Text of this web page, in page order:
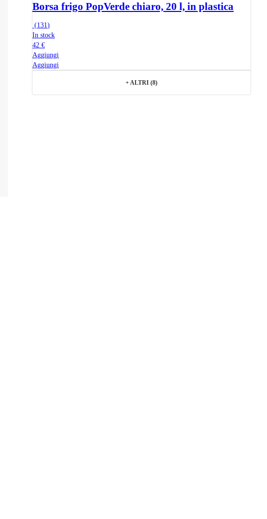
Borsa frigo PopVerde chiaro, 20 l, in plastica
(131)
In stock
42 €
Aggiungi
Aggiungi
+ ALTRI (8)